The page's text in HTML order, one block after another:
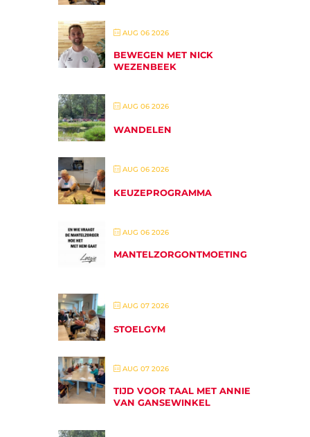
AUG 06 2026
BEWEGEN MET NICK
WEZENBEEK
AUG 06 2026
WANDELEN
AUG 06 2026
KEUZEPROGRAMMA
AUG 06 2026
MANTELZORGONTMOETING
AUG 07 2026
STOELGYM
AUG 07 2026
TIJD VOOR TAAL MET ANNIE
VAN GANSEWINKEL